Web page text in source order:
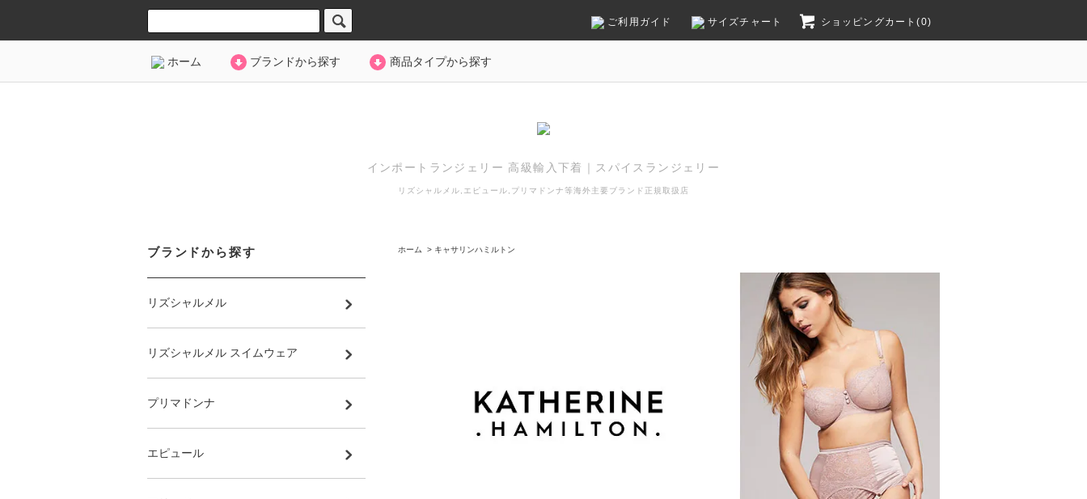
ご利用ガイド サイズチャート ショッピングカート(0)
ホーム ブランドから探す 商品タイプから探す
インポートランジェリー 高級輸入下着 スパイスランジェリー
リズシャルメル,エピュール,プリマドンナ等海外主要ブランド正規取扱店
ホーム > キャサリンハミルトン
ブランドから探す
リズシャルメル
リズシャルメル スイムウェア
プリマドンナ
エピュール